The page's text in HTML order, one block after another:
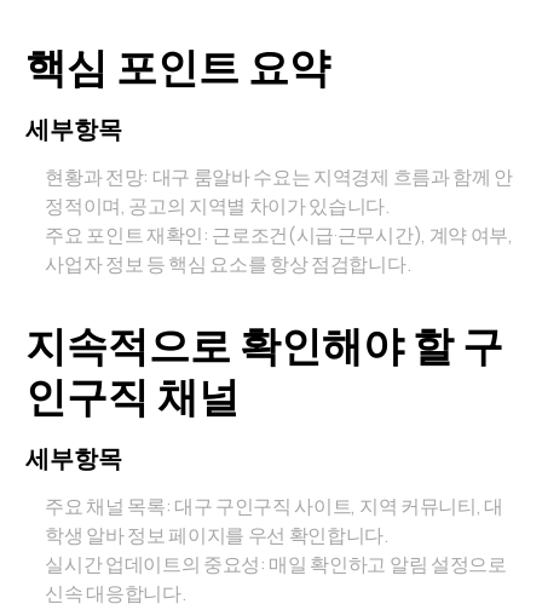
핵심 포인트 요약
세부항목
현황과 전망: 대구 룸알바 수요는 지역경제 흐름과 함께 안
정적이며, 공고의 지역별 차이가 있습니다.
주요 포인트 재확인: 근로조건(시급·근무시간), 계약 여부,
사업자 정보 등 핵심 요소를 항상 점검합니다.
지속적으로 확인해야 할 구
인구직 채널
세부항목
주요 채널 목록: 대구 구인구직 사이트, 지역 커뮤니티, 대
학생 알바 정보 페이지를 우선 확인합니다.
실시간 업데이트의 중요성: 매일 확인하고 알림 설정으로
신속 대응합니다.